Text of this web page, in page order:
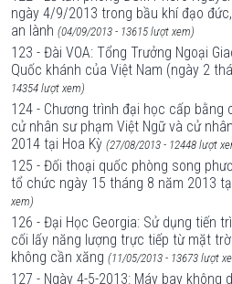
ngày 4/9/2013 trong bầu khí đạo
an lành (04/09/2013 - 13615 lượt xem)
123 - Đài VOA: Tổng Trưởng Ngoại
Quốc khánh của Việt Nam (ngày 2
14354 lượt xem)
124 - Chương trình đại học cấp bằng
cử nhân sư phạm Việt Ngữ và cử
2014 tại Hoa Kỳ (27/08/2013 - 12448 lượt
125 - Đối thoại quốc phòng song
tổ chức ngày 15 tháng 8 năm 2013
xem)
126 - Đại Học Georgia: Sử dụng tiến
cối lấy năng lượng trực tiếp từ mặt
không cần xăng (11/05/2013 - 13673 lượt
127 - Ngày 4-5-2013: Máy bay không